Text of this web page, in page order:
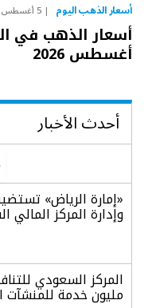
أسعار الذهب اليوم 5 أغسطس، 2026
أغسطس 2026
أحدث الأخبار
«إمارة الرياض»
وإدارة المركز
مليون خدمة للمنشآت